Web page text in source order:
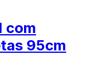
com
95cm